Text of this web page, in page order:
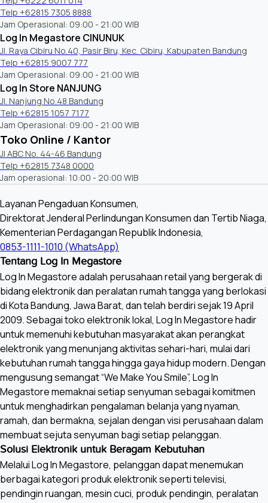
Telp +62815 7305 8888
Jam Operasional: 09:00 - 21:00 WIB
Log In Megastore CINUNUK
Jl. Raya Cibiru No.40, Pasir Biru, Kec. Cibiru, Kabupaten Bandung
Telp +62815 9007 777
Jam Operasional: 09:00 - 21:00 WIB
Log In Store NANJUNG
Jl. Nanjung No.48 Bandung
Telp +62815 1057 7177
Jam Operasional: 09:00 - 21:00 WIB
Toko Online / Kantor
Jl ABC No. 44-46 Bandung
Telp +62815 7348 0000
Jam operasional: 10:00 - 20:00 WIB
Layanan Pengaduan Konsumen,
Direktorat Jenderal Perlindungan Konsumen dan Tertib Niaga,
Kementerian Perdagangan Republik Indonesia,
0853-1111-1010 (WhatsApp)
Tentang Log In Megastore
Log In Megastore adalah perusahaan retail yang bergerak di
bidang elektronik dan peralatan rumah tangga yang berlokasi
di Kota Bandung, Jawa Barat, dan telah berdiri sejak 19 April
2009. Sebagai toko elektronik lokal, Log In Megastore hadir
untuk memenuhi kebutuhan masyarakat akan perangkat
elektronik yang menunjang aktivitas sehari-hari, mulai dari
kebutuhan rumah tangga hingga gaya hidup modern. Dengan
mengusung semangat “We Make You Smile”, Log In
Megastore memaknai setiap senyuman sebagai komitmen
untuk menghadirkan pengalaman belanja yang nyaman,
ramah, dan bermakna, sejalan dengan visi perusahaan dalam
membuat sejuta senyuman bagi setiap pelanggan.
Solusi Elektronik untuk Beragam Kebutuhan
Melalui Log In Megastore, pelanggan dapat menemukan
berbagai kategori produk elektronik seperti televisi,
pendingin ruangan, mesin cuci, produk pendingin, peralatan